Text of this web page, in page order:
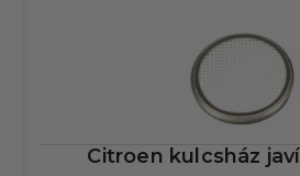
Citroen kulcsház